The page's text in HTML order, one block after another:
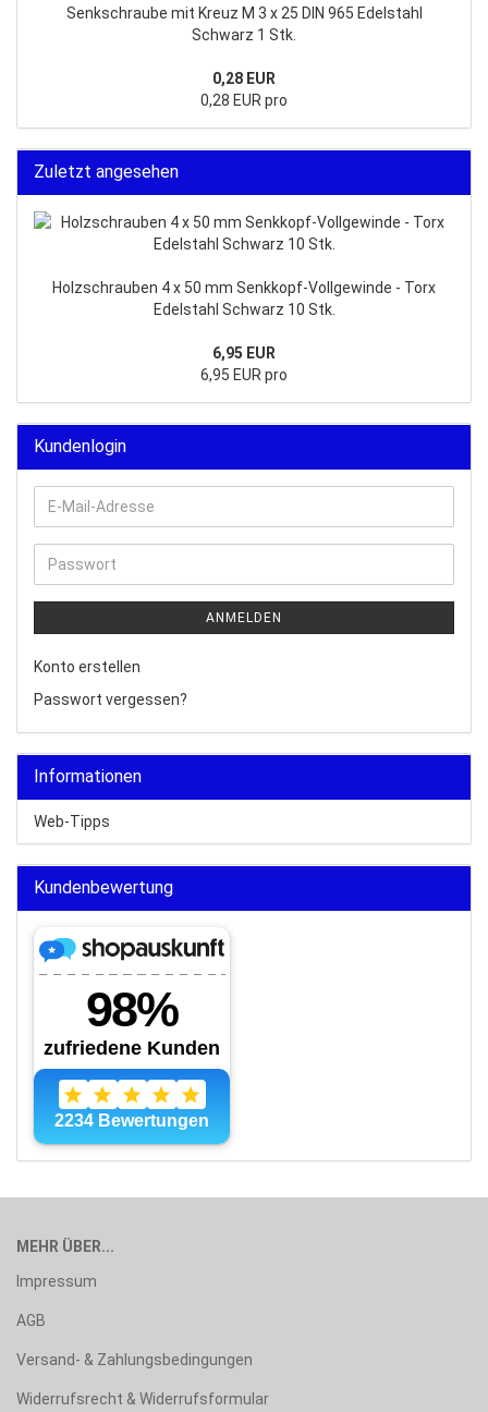
Senkschraube mit Kreuz M 3 x 25 DIN 965 Edelstahl
Schwarz 1 Stk.
0,28 EUR
0,28 EUR pro
Zuletzt angesehen
Holzschrauben 4 x 50 mm Senkkopf-Vollgewinde - Torx
Edelstahl Schwarz 10 Stk.
6,95 EUR
6,95 EUR pro
Kundenlogin
E-
Mail-
Adresse
Passwort
ANMELDEN
Konto erstellen
Passwort vergessen?
Informationen
Web-Tipps
Kundenbewertung
MEHR ÜBER...
Impressum
AGB
Versand- & Zahlungsbedingungen
Widerrufsrecht & Widerrufsformular